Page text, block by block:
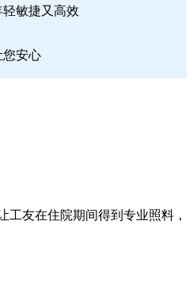
敏捷又高效
您安心
工友在住院期间得到专业照料，